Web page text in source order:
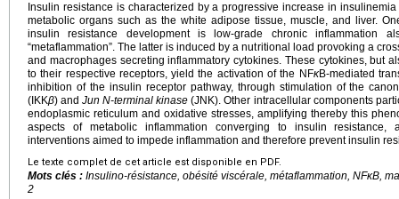
Insulin resistance is characterized by a progressive increase in
metabolic organs such as the white adipose tissue, muscle, and liver.
insulin resistance development is low-grade chronic inflammation
“metaflammation”. The latter is induced by a nutritional load provoking a
and macrophages secreting inflammatory cytokines. These cytokines, but
to their respective receptors, yield the activation of the NFκB-mediated
inhibition of the insulin receptor pathway, through stimulation of the
(IKKβ) andJun N-terminal kinase (JNK). Other intracellular components
endoplasmic reticulum and oxidative stresses, amplifying thereby this
aspects of metabolic inflammation converging to insulin resistance,
interventions aimed to impede inflammation and therefore prevent insulin
Le texte complet de cet article est disponible en PDF.
Mots clés : Insulino-résistance, obésité viscérale, métaflammation, NFκB,
2